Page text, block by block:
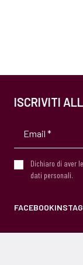
ISCRIVITI
Dichiaro di aver
dati personali.
FACEBOOK